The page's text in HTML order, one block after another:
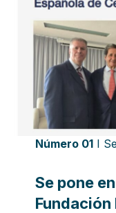
Número 01I
Se pone
Fundación